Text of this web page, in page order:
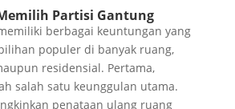
Partisi Gantung
berbagai keuntungan yang
populer di banyak ruang,
residensial. Pertama,
salah satu keunggulan utama.
penataan ulang ruang